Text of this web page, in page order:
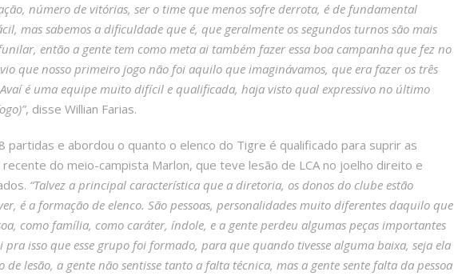
número de vitórias, ser o time que menos sofre derrota, é de fundamental
mas sabemos a dificuldade que é, que geralmente os segundos turnos são mais
então a gente tem como meta ai também fazer essa boa campanha que fez no
que nosso primeiro jogo não foi aquilo que imaginávamos, que era fazer os três
é uma equipe muito difícil e qualificada, haja visto qual expressivo no último
, disse Willian Farias.
partidas e abordou o quanto o elenco do Tigre é qualificado para suprir as
do meio-campista Marlon, que teve lesão de LCA no joelho direito e
“Talvez a principal característica que a diretoria, os donos do clube estão
é a formação de elenco. São pessoas, personalidades muito diferentes daquilo que
como família, como caráter, índole, e a gente perdeu algumas peças importantes
isso que esse grupo foi formado, para que quando tivesse alguma baixa, seja ela
lesão, a gente não sentisse tanto a falta técnica, mas a gente sente falta da pessoa